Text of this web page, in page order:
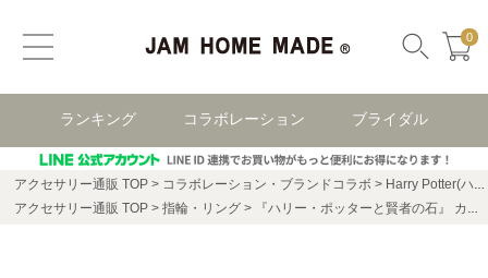
0
ランキング コラボレーション ブライダル
アクセサリー通販 TOP コラボレーション・ブランドコラボ
Harry Potter(ハリー・ポッター)
アクセサリー通販 TOP
指輪・リング 『ハリー・ポッターと賢者の石』 カレッジリング - スリザリン